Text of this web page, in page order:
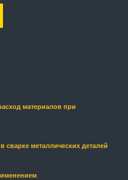
материалов при
металлических деталей